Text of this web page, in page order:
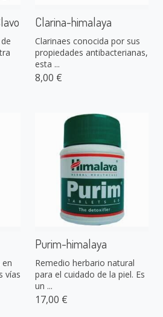
Clarina-himalaya
Clarinaes conocida por sus
propiedades antibacterianas,
esta ...
8,00 €
vías
Purim-himalaya
Remedio herbario natural
para el cuidado de la piel. Es
un ...
17,00 €